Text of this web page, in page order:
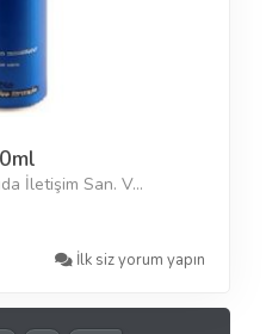
İletişim San. V...
İlk siz yorum yapın